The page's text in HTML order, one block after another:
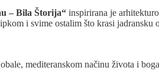
– Bila Štorija“ inspirirana je
i svime ostalim što krasi
mediteranskom načinu života i